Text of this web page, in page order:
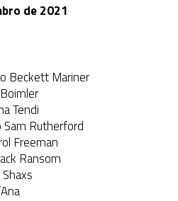
de 2021
Beckett Mariner
Tendi
Sam Rutherford
Freeman
Ransom